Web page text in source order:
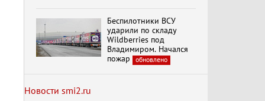
И.Буданов, А.Лежава,
Н.Останина
(05.08.2026)
Темы дня (05.08.2026)
Степногорска
Беспилотники ВСУ
ударили по складу
Wildberries под
Владимиром. Начался
пожар
обновлено
Новости smi2.ru